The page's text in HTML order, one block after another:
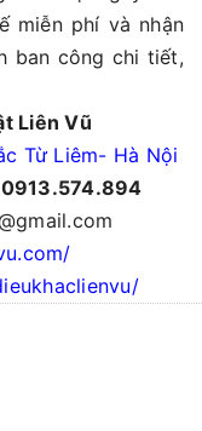
miễn phí và nhận
ban công chi tiết,
Liên Vũ
Từ Liêm- Hà Nội